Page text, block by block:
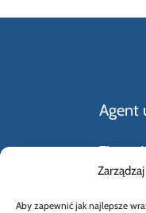
Aby zapewnić jak najlepsze
Agent
Firmy